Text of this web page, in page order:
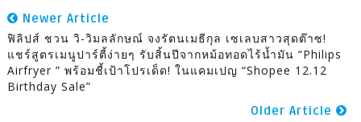
Newer Article
ฟิลิปส์ ชวน วิ-วิมลลักษณ์ จงรัตนเมธีกุล เซเลบสาวสุดต๊าซ!
แชร์สูตรเมนูปาร์ตี้ง่ายๆ รับสิ้นปีจากหม้อทอดไร้น้ำมัน “Philips
Airfryer ” พร้อมชี้เป้าโปรเด็ด! ในแคมเปญ “Shopee 12.12
Birthday Sale”
Older Article